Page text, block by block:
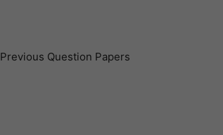
Previous Question Papers